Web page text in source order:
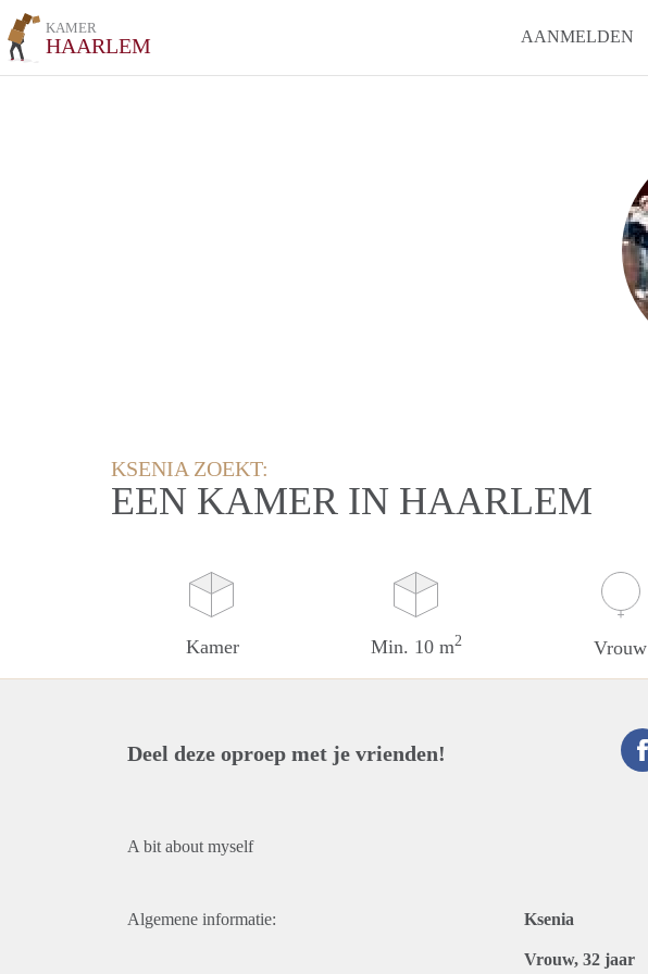
KAMER
HAARLEM AANMELDEN
KSENIA ZOEKT:
EEN KAMER IN HAARLEM
Kamer Min. 10 m2 Vrouw
Deel deze oproep met je vrienden!
A bit about myself
Algemene informatie: Ksenia
Vrouw, 32 jaar